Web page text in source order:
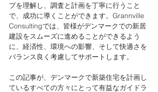
プを理解し、調査と計画を丁寧に行うこと
で、成功に導くことができます。Grannville
Consultingでは、皆様がデンマークでの新居
建設をスムーズに進めることができるよう
に、経済性、環境への影響、そして快適さを
バランス良く考慮してサポートします。
この記事が、デンマークで新築住宅を計画し
ているすべての方々にとって有益なガイドラ